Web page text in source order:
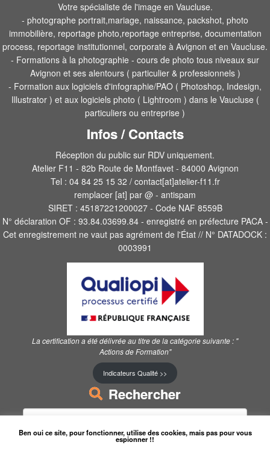
Votre spécialiste de l'image en Vaucluse.
- photographe portrait,mariage, naissance, packshot, photo
immobilière, reportage photo,reportage entreprise, documentation
process, reportage institutionnel, corporate à Avignon et en Vaucluse.
- Formations à la photographie - cours de photo tous niveaux sur
Avignon et ses alentours ( particulier & professionnels )
- Formation aux logiciels d'infographie/PAO ( Photoshop, Indesign,
Illustrator ) et aux logiciels photo ( Lightroom ) dans le Vaucluse (
particuliers ou entreprise )
Infos / Contacts
Réception du public sur RDV uniquement.
Atelier F11 - 82b Route de Montfavet - 84000 Avignon
Tel : 04 84 25 15 32 / contact[at]atelier-f11.fr
remplacer [at] par @ - antispam
SIRET : 45187221200027 - Code NAF 8559B
N° déclaration OF : 93.84.03699.84 - enregistré en préfecture PACA -
Cet enregistrement ne vaut pas agrément de l'État // N° DATADOCK :
0003991
La certification a été délivrée au titre de la catégorie suivante : "
Actions de Formation"
Indicateurs Qualité >>
Rechercher
Rechercher :
Ben oui ce site, pour fonctionner, utilise des cookies, mais pas pour vous
espionner !!